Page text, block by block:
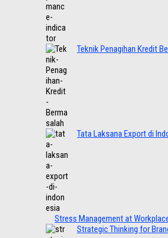
Teknik Penagihan Kredit
Tata Laksana Export di
Stress Management at
Strategic Thinking for